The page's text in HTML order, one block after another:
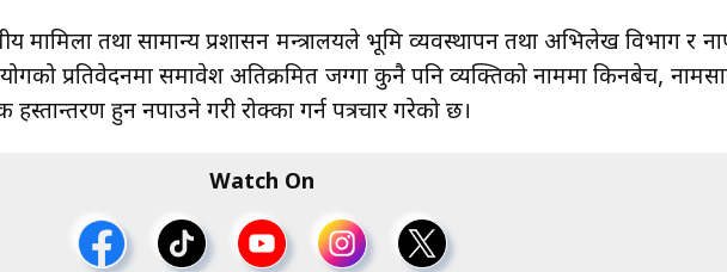
मामिला तथा सामान्य प्रशासन मन्त्रालयले भूमि व्यवस्थापन तथा अभिलेख विभाग र
प्रतिवेदनमा समावेश अतिक्रमित जग्गा कुनै पनि व्यक्तिको नाममा किनबेच,
हुन नपाउने गरी रोक्का गर्न पत्रचार गरेको छ।
Watch On